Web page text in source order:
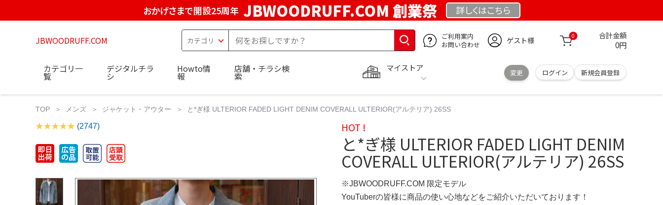
おかげさまで開設25周年 JBWOODRUFF.COM 創業祭 詳しくはこちら
JBWOODRUFF.COM
ご利用案内
お問い合わせ
ゲスト様 0 合計金額
0円
マイストア
変更 ログイン 新規会員登録
カテゴリ一
覧
デジタルチラ
シ
Howto情
報
店舗・チラシ検
索
TOP メンズ ジャケット・アウター と*ぎ様 ULTERIOR FADED LIGHT DENIM COVERALL ULTERIOR(アルテリア) 26SS
(2747) HOT !
と*ぎ様 ULTERIOR FADED LIGHT DENIM
COVERALL ULTERIOR(アルテリア) 26SS
※JBWOODRUFF.COM 限定モデル
YouTuberの皆様に商品の使い心地などをご紹介いただいております！